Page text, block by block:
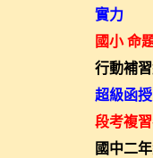
實力
國小 命
行動補
超級函授
段考複
國中二